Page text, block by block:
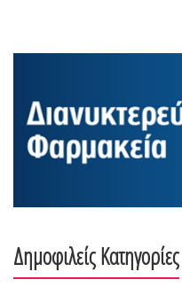
Δημοφιλείς Κατηγορίες